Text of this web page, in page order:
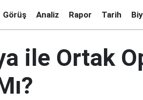
Görüş Analiz Rapor Tarih
ile Ortak